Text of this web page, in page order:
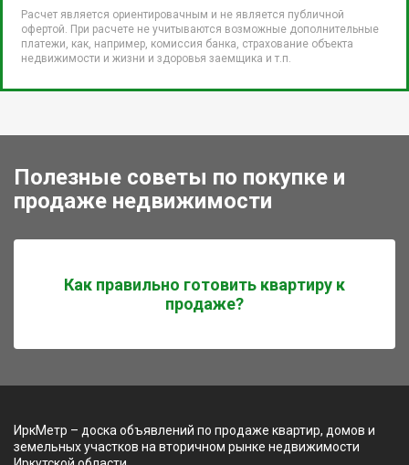
Расчет является ориентировачным и не является публичной
офертой. При расчете не учитываются возможные дополнительные
платежи, как, например, комиссия банка, страхование объекта
недвижимости и жизни и здоровья заемщика и т.п.
Полезные советы по покупке и
продаже недвижимости
Как правильно готовить квартиру к
продаже?
ИркМетр – доска объявлений по продаже квартир, домов и
земельных участков на вторичном рынке недвижимости